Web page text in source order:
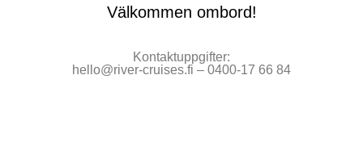
Välkommen ombord!
Kontaktuppgifter:
hello@river-cruises.fi – 0400-17 66 84